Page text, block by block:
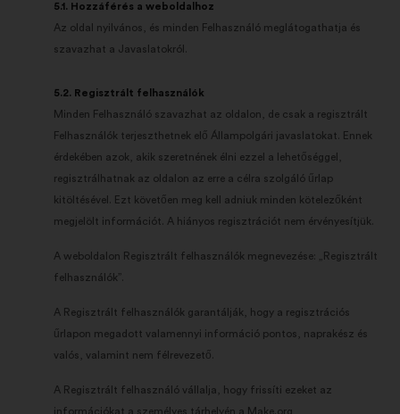
5.1. Hozzáférés a weboldalhoz
Az oldal nyilvános, és minden Felhasználó meglátogathatja és
szavazhat a Javaslatokról.
5.2. Regisztrált felhasználók
Minden Felhasználó szavazhat az oldalon, de csak a regisztrált
Felhasználók terjeszthetnek elő Állampolgári javaslatokat. Ennek
érdekében azok, akik szeretnének élni ezzel a lehetőséggel,
regisztrálhatnak az oldalon az erre a célra szolgáló űrlap
kitöltésével. Ezt követően meg kell adniuk minden kötelezőként
megjelölt információt. A hiányos regisztrációt nem érvényesítjük.
A weboldalon Regisztrált felhasználók megnevezése: „Regisztrált
felhasználók”.
A Regisztrált felhasználók garantálják, hogy a regisztrációs
űrlapon megadott valamennyi információ pontos, naprakész és
valós, valamint nem félrevezető.
A Regisztrált felhasználó vállalja, hogy frissíti ezeket az
információkat a személyes tárhelyén a Make.org